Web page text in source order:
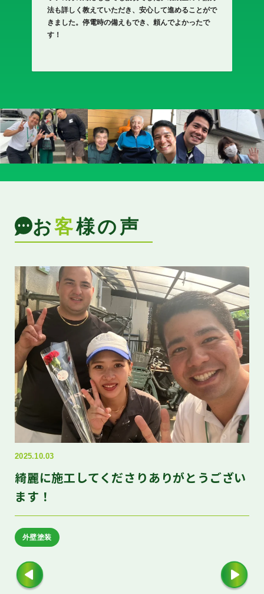
法も詳しく教えていただき、安心して進めることがで
きました。停電時の備えもでき、頼んでよかったで
す！
お客様の声
2025.10.03
綺麗に施工してくださりありがとうござい
ます！
外壁塗装